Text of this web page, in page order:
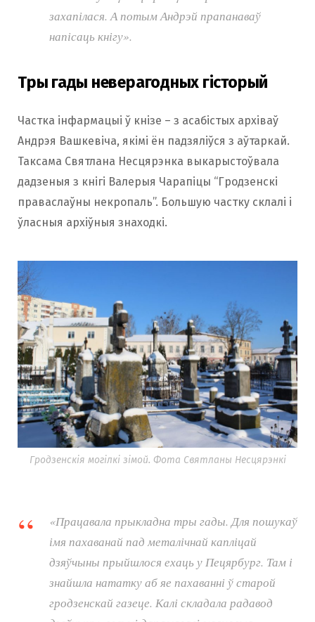
захапілася. А потым Андрэй прапанаваў
напісаць кнігу».
Тры гады неверагодных гісторый
Частка інфармацыі ў кнізе – з асабістых архіваў
Андрэя Вашкевіча, якімі ён падзяліўся з аўтаркай.
Таксама Святлана Несцярэнка выкарыстоўвала
дадзеныя з кнігі Валерыя Чарапіцы “Гродзенскі
праваслаўны некропаль”. Большую частку склалі і
ўласныя архіўныя знаходкі.
Гродзенскія могілкі зімой. Фота Святланы Несцярэнкі
«Працавала прыкладна тры гады. Для пошукаў
імя пахаванай пад металічнай капліцай
дзяўчыны прыйшлося ехаць у Пецярбург. Там і
знайшла нататку аб яе пахаванні ў старой
гродзенскай газеце. Калі складала радавод